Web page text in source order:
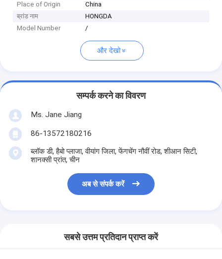
Place of Origin
China
ब्रांड नाम
HONGDA
Model Number
/
और देखो
सम्पर्क करने का विवरण
Ms. Jane Jiang
86-13572180216
ब्लॉक डी, हैबो प्लाजा, वीयांग जिला, फेंगचेंग नौवीं रोड, शीआन सिटी,
शानक्सी प्रांत, चीन
अब से संपर्क करें
सबसे उत्तम प्रतिदान प्राप्त करें